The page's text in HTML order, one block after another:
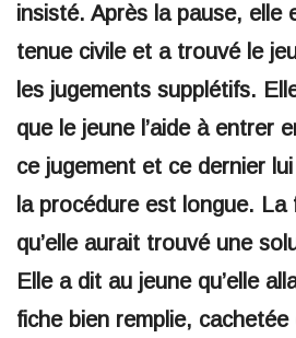
insisté. Après la pause, elle
tenue civile et a trouvé le
les jugements supplétifs.
que le jeune l’aide à entrer
ce jugement et ce dernier
la procédure est longue. La
qu’elle aurait trouvé une
Elle a dit au jeune qu’elle
fiche bien remplie,